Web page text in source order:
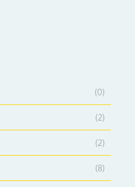
(0)
(2)
(2)
(8)